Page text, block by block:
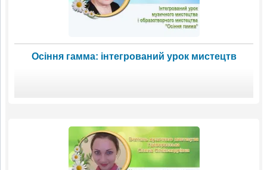
Осіння гамма: інтегрований урок мистецтв